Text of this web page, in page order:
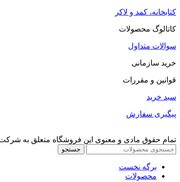
کتابخانه، کمد و لاکر
کاتالوگ محصولات
سوالات متداول
خرید سازمانی
قوانین و مقررات
سبد خرید
پیگیری سفارش
تمام حقوق مادی و معنوی این فروشگاه متعلق به شرکت
جستجو
برگه نخست
محصولات